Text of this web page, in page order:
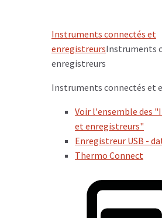
Instruments connectés et
enregistreursInstruments
enregistreurs
Instruments connectés et
Voir l'ensemble des
et enregistreurs"
Enregistreur USB -
Thermo Connect